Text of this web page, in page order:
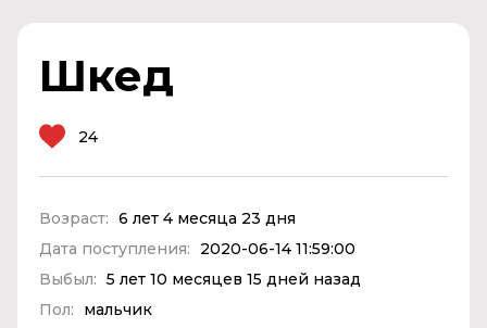
Шкед
24
Возраст: 6 лет 4 месяца 23 дня
Дата поступления:
2020-06-14 11:59:00
Выбыл: 5 лет 10 месяцев 15 дней назад
Пол:
мальчик